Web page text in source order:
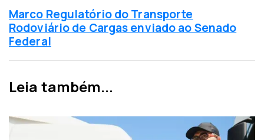
n
t
e
r
o
ó
x
i
m
a
o
í
Marco Regulatório do Transporte
Rodoviário de Cargas enviado ao Senado
Federal
Leia também...